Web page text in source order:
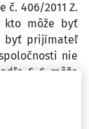
č. 406/2011 Z.
kto môže byť
byť prijímateľ
nie
§ 6 môže
ktorá je